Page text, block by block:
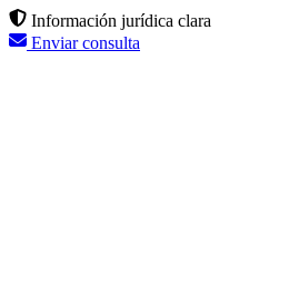
Información jurídica clara
Enviar consulta